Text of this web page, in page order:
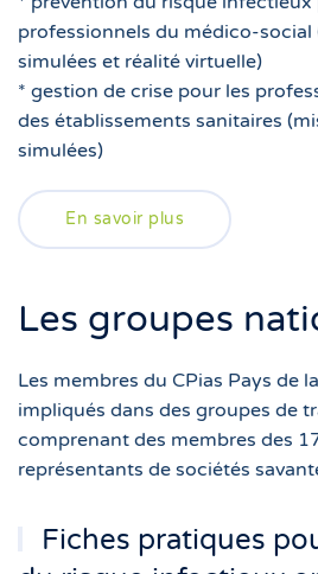
professionnels du médico-social
simulées et réalité virtuelle)
* gestion de crise pour les
des établissements sanitaires
simulées)
En savoir plus
Les groupes
Les membres du CPias Pays de
impliqués dans des groupes de
comprenant des membres des
représentants de sociétés
Fiches pratiques